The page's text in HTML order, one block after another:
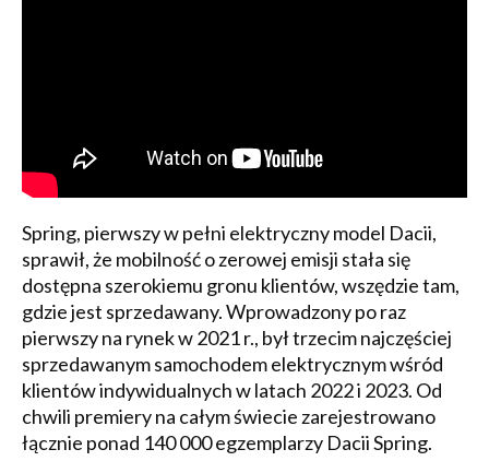
Spring, pierwszy w pełni elektryczny model Dacii,
sprawił, że mobilność o zerowej emisji stała się
dostępna szerokiemu gronu klientów, wszędzie tam,
gdzie jest sprzedawany. Wprowadzony po raz
pierwszy na rynek w 2021 r., był trzecim najczęściej
sprzedawanym samochodem elektrycznym wśród
klientów indywidualnych w latach 2022 i 2023. Od
chwili premiery na całym świecie zarejestrowano
łącznie ponad 140 000 egzemplarzy Dacii Spring.